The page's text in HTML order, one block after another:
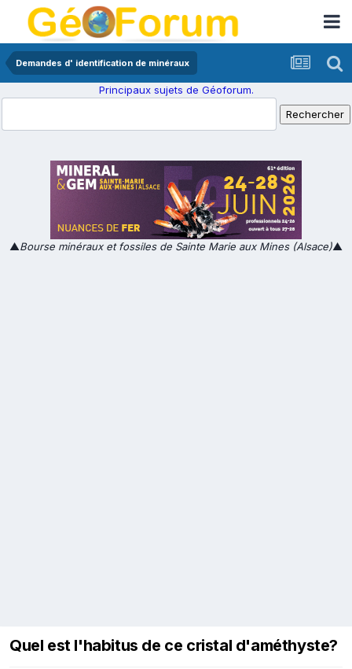
Demandes d' identification de minéraux
Principaux sujets de Géoforum.
▲Bourse minéraux et fossiles de Sainte Marie aux Mines (Alsace)▲
Quel est l'habitus de ce cristal d'améthyste?